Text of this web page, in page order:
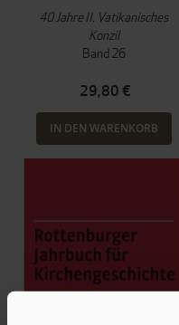
40 Jahre II. Vatikanisches
Konzil
Band 26
29,80 €
IN DEN WARENKORB